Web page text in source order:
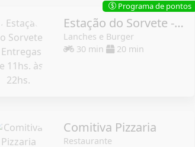
Estação do Sorvete - Entregas de 11hs. às 22hs.
Lanches e Burger
30 min
20 min
$ Programa de pontos
Comitiva Pizzaria
Restaurante